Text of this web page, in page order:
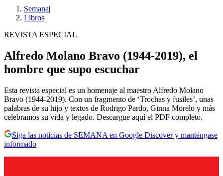
Semana|
Libros
REVISTA ESPECIAL
Alfredo Molano Bravo (1944-2019), el
hombre que supo escuchar
Esta revista especial es un homenaje al maestro Alfredo Molano
Bravo (1944-2019). Con un fragmento de ‘Trochas y fusiles’, unas
palabras de su hijo y textos de Rodrigo Pardo, Ginna Morelo y más
celebramos su vida y legado. Descargue aquí el PDF completo.
Siga las noticias de SEMANA en Google Discover y manténgase
informado